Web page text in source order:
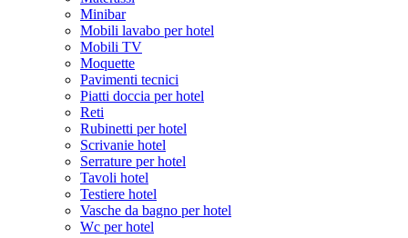
Minibar
Mobili lavabo per hotel
Mobili TV
Moquette
Pavimenti tecnici
Piatti doccia per hotel
Reti
Rubinetti per hotel
Scrivanie hotel
Serrature per hotel
Tavoli hotel
Testiere hotel
Vasche da bagno per hotel
Wc per hotel